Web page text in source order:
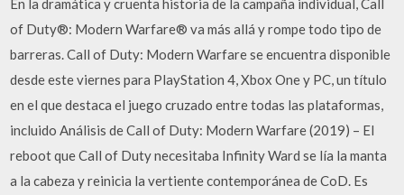
of Duty®: Modern Warfare® va más allá y rompe todo tipo de
barreras. Call of Duty: Modern Warfare se encuentra disponible
desde este viernes para PlayStation 4, Xbox One y PC, un título
en el que destaca el juego cruzado entre todas las plataformas,
incluido Análisis de Call of Duty: Modern Warfare (2019) – El
reboot que Call of Duty necesitaba Infinity Ward se lía la manta
a la cabeza y reinicia la vertiente contemporánea de CoD. Es